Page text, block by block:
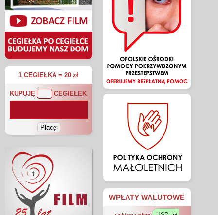
1 CEGIEŁKA = 20 zł
KUPUJĘ CEGIEŁEK
WPŁATY WALUTOWE